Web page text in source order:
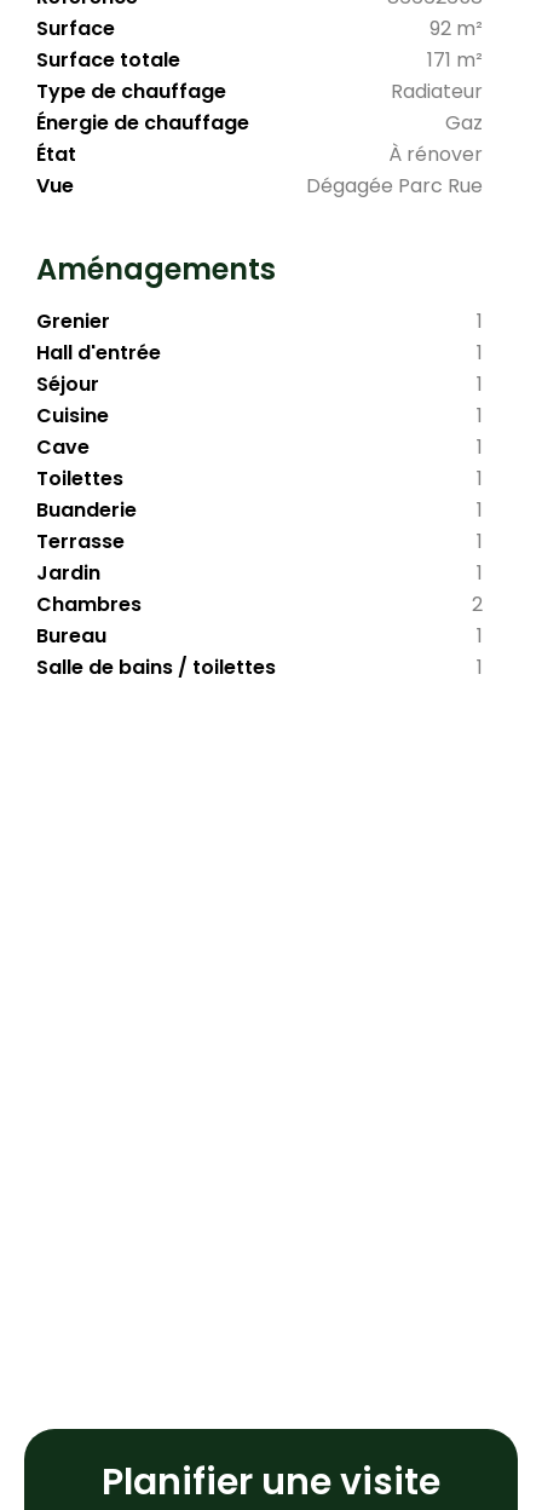
Surface
92 m²
Surface totale
171 m²
Type de chauffage
Radiateur
Énergie de chauffage
Gaz
État
À rénover
Vue
Dégagée Parc Rue
Aménagements
1
Grenier
1
Hall d'entrée
1
Séjour
1
Cuisine
1
Cave
1
Toilettes
1
Buanderie
1
Terrasse
1
Jardin
2
Chambres
1
Bureau
1
Salle de bains / toilettes
Planifier une visite